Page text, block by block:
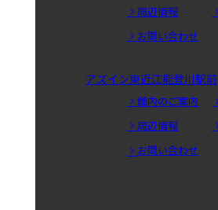
周辺情報
お問い合わせ
アズイン東近江能登川駅前
館内のご案内
周辺情報
お問い合わせ